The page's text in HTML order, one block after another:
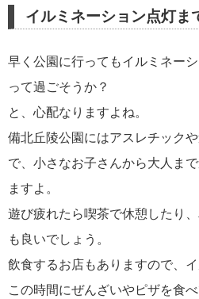
イルミネーション点灯ま
早く公園に行ってもイルミネー
って過ごそうか？
と、心配なりますよね。
備北丘陵公園にはアスレチック
で、小さなお子さんから大人ま
ますよ。
遊び疲れたら喫茶で休憩したり
も良いでしょう。
飲食するお店もありますので、
この時間にぜんざいやピザを食